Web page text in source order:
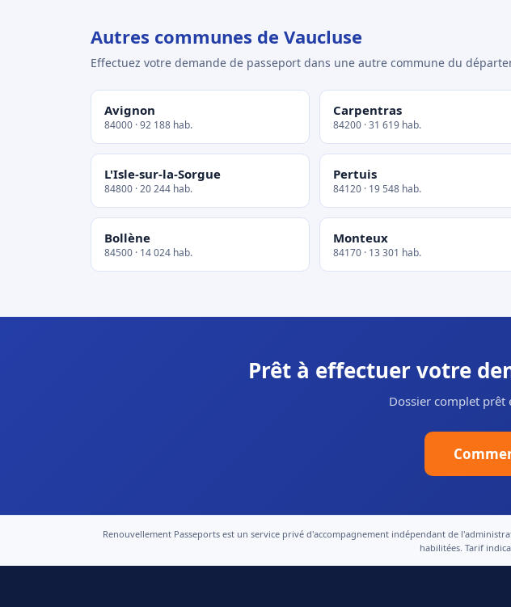
Autres communes de Vaucluse
Effectuez votre demande de passeport dans une autre commune du
Avignon
84000 · 92 188 hab.
Carpentras
84200 · 31 619 hab.
L'Isle-sur-la-Sorgue
84800 · 20 244 hab.
Pertuis
84120 · 19 548 hab.
Bollène
84500 · 14 024 hab.
Monteux
84170 · 13 301 hab.
Prêt à effectuer votre
Dossier complet prêt
Renouvellement Passeports est un service privé d'accompagnement indépendant de
habilitées. Tarif